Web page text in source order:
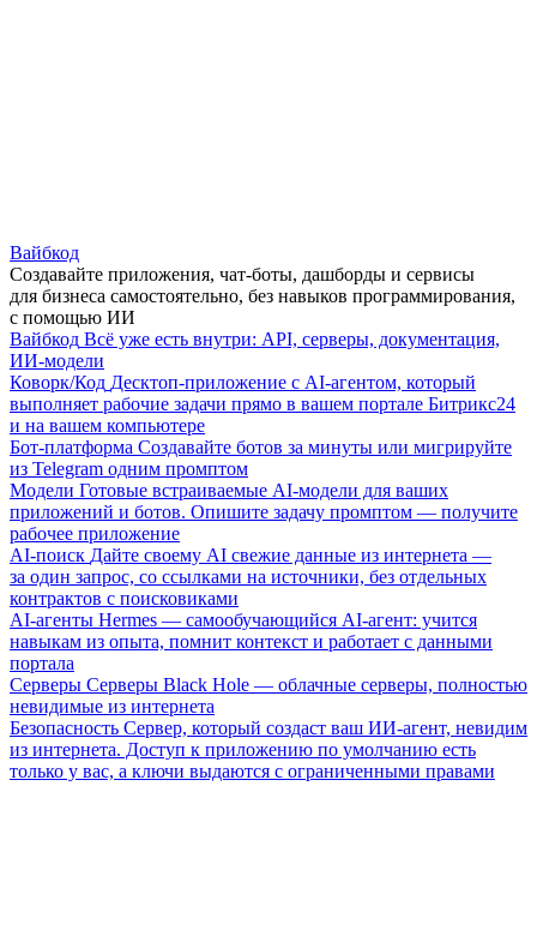
Вайбкод
Создавайте приложения, чат-боты, дашборды и сервисы
для бизнеса самостоятельно, без навыков программирования,
с помощью ИИ
Вайбкод Всё уже есть внутри: API, серверы, документация,
ИИ-модели
Коворк/Код Десктоп-приложение с AI-агентом, который
выполняет рабочие задачи прямо в вашем портале Битрикс24
и на вашем компьютере
Бот-платформа Создавайте ботов за минуты или мигрируйте
из Telegram одним промптом
Модели Готовые встраиваемые AI-модели для ваших
приложений и ботов. Опишите задачу промптом — получите
рабочее приложение
AI-поиск Дайте своему AI свежие данные из интернета —
за один запрос, со ссылками на источники, без отдельных
контрактов с поисковиками
AI-агенты Hermes — самообучающийся AI-агент: учится
навыкам из опыта, помнит контекст и работает с данными
портала
Серверы Серверы Black Hole — облачные серверы, полностью
невидимые из интернета
Безопасность Сервер, который создаст ваш ИИ-агент, невидим
из интернета. Доступ к приложению по умолчанию есть
только у вас, а ключи выдаются с ограниченными правами